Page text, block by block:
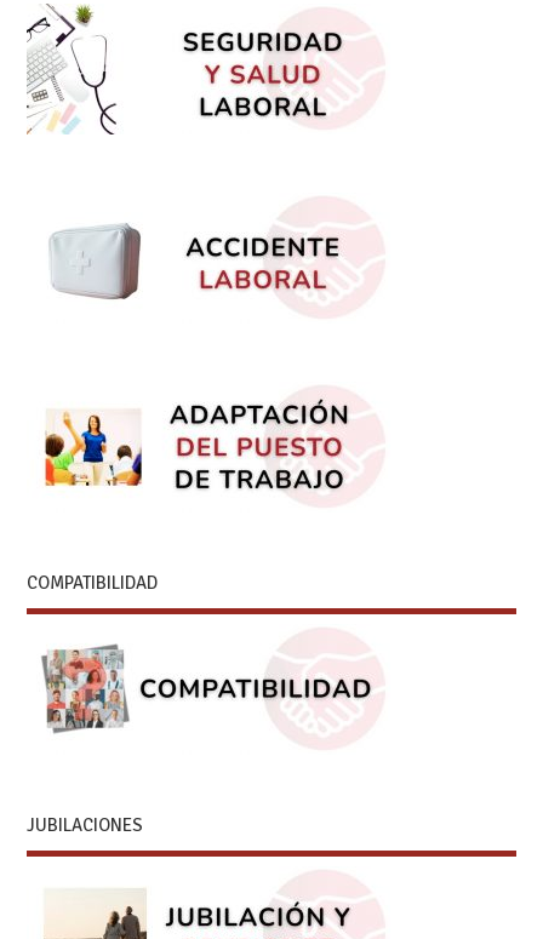
COMPATIBILIDAD
JUBILACIONES